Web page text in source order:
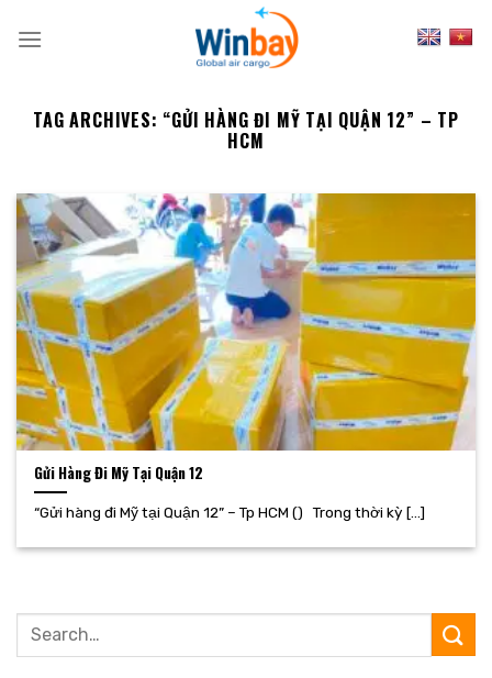
TAG ARCHIVES: “GỬI HÀNG ĐI MỸ TẠI QUẬN 12” – TP
HCM
Gửi Hàng Đi Mỹ Tại Quận 12
“Gửi hàng đi Mỹ tại Quận 12” – Tp HCM () Trong thời kỳ [...]